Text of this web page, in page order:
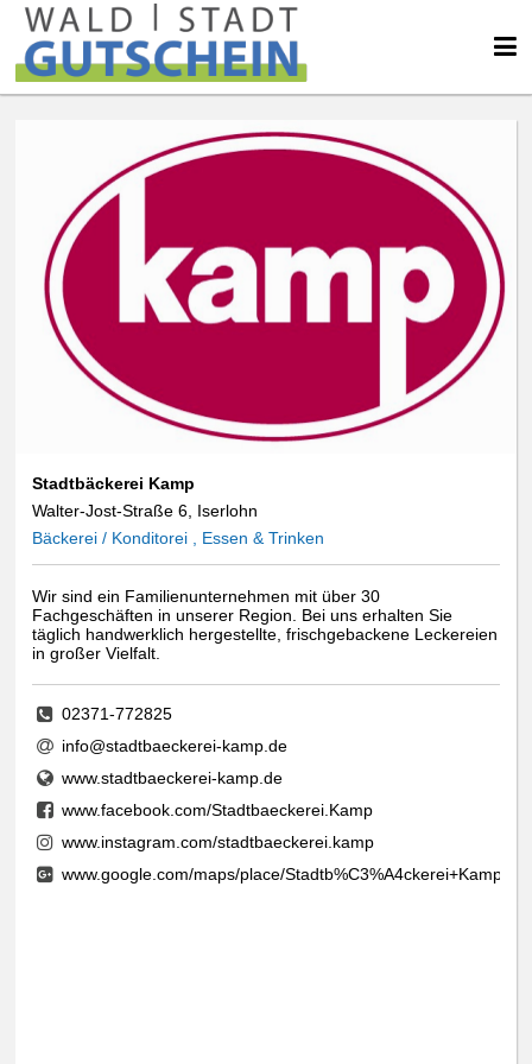
Stadtbäckerei Kamp
Walter-Jost-Straße 6, Iserlohn
Bäckerei / Konditorei , Essen & Trinken
Wir sind ein Familienunternehmen mit über 30
Fachgeschäften in unserer Region. Bei uns erhalten Sie
täglich handwerklich hergestellte, frischgebackene Leckereien
in großer Vielfalt.
02371-772825
info@stadtbaeckerei-kamp.de
www.stadtbaeckerei-kamp.de
www.facebook.com/Stadtbaeckerei.Kamp
www.instagram.com/stadtbaeckerei.kamp
www.google.com/maps/place/Stadtb%C3%A4ckerei+Kamp/